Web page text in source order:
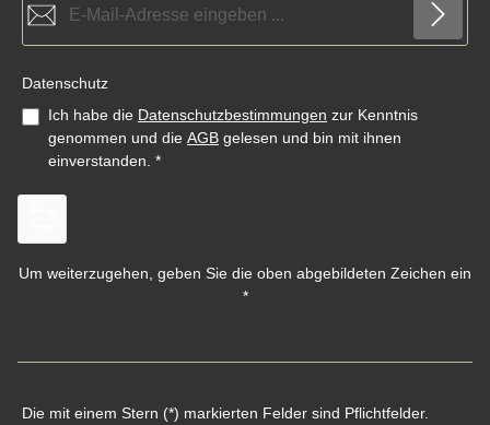
Datenschutz
Ich habe die Datenschutzbestimmungen zur Kenntnis
genommen und die AGB gelesen und bin mit ihnen
einverstanden. *
Um weiterzugehen, geben Sie die oben abgebildeten Zeichen ein
*
Die mit einem Stern (*) markierten Felder sind Pflichtfelder.